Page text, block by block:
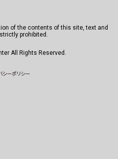
of the contents of this site, text and
prohibited.
All Rights Reserved.
シーポリシー